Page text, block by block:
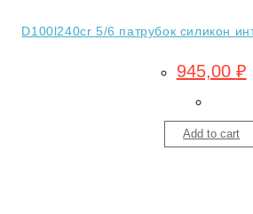
D100l240cr 5/6 патрубок силикон
945,00 ₽
Add to cart